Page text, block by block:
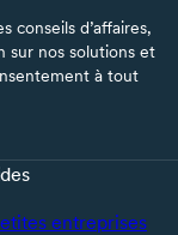
conseils d’affaires,
sur nos solutions et
à tout
entreprises